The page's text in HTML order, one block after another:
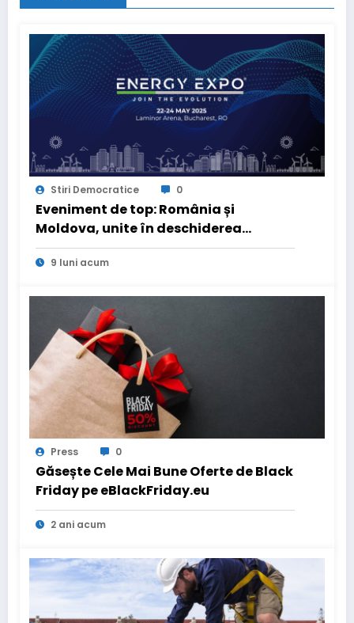
Stiri Democratice 0
Eveniment de top: România și
Moldova, unite în deschiderea
ENERGY EXPO® 2025
9 luni acum
Press 0
Găsește Cele Mai Bune Oferte de Black
Friday pe eBlackFriday.eu
2 ani acum